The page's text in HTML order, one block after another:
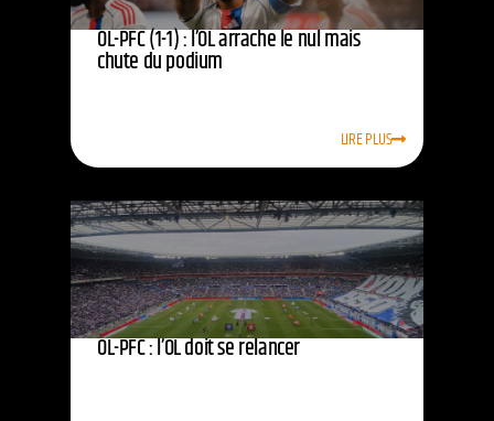
OL-PFC (1-1) : l’OL arrache le nul mais
chute du podium
LIRE PLUS
OL-PFC : l’OL doit se relancer